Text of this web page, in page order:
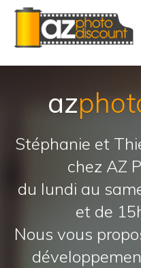
Mariage
az
Stéphanie et
chez AZ
du lundi au
et de
Nous vous